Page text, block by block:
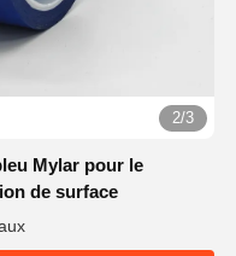
2/3
Mylar pour le
de surface